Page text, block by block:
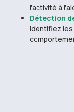
l'activité à
Détection
identifiez les